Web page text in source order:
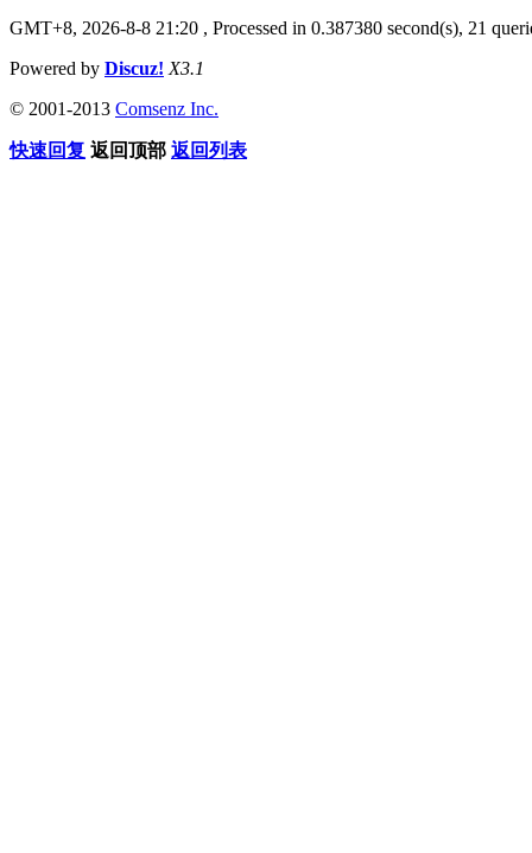
GMT+8, 2026-8-8 21:20 , Processed in 0.387380 second(s), 21
Powered by Discuz! X3.1
© 2001-2013 Comsenz Inc.
快速回复 返回顶部 返回列表